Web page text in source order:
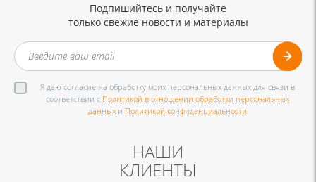
Подпишийтесь и получайте
только свежие новости и материалы
Я даю согласие на обработку моих персональных данных для связи в
соответствии с Политикой в отношении обработки персональных
данных и Политикой конфиденциальности
НАШИ
КЛИЕНТЫ